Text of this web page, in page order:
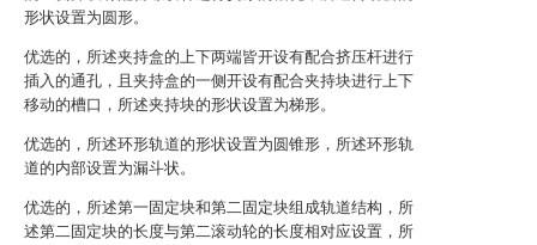
形状设置为圆形。
优选的，所述夹持盒的上下两端皆开设有配合挤压杆进行
插入的通孔，且夹持盒的一侧开设有配合夹持块进行上下
移动的槽口，所述夹持块的形状设置为梯形。
优选的，所述环形轨道的形状设置为圆锥形，所述环形轨
道的内部设置为漏斗状。
优选的，所述第一固定块和第二固定块组成轨道结构，所
述第二固定块的长度与第二滚动轮的长度相对应设置，所